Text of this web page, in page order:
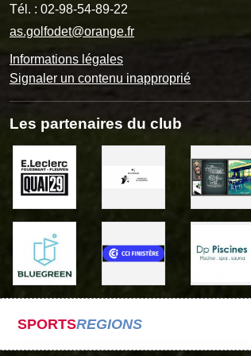
Tél. : 02-98-54-89-22
as.golfodet@orange.fr
Informations légales
Signaler un contenu inapproprié
Les partenaires du club
SPORTSREGIONS